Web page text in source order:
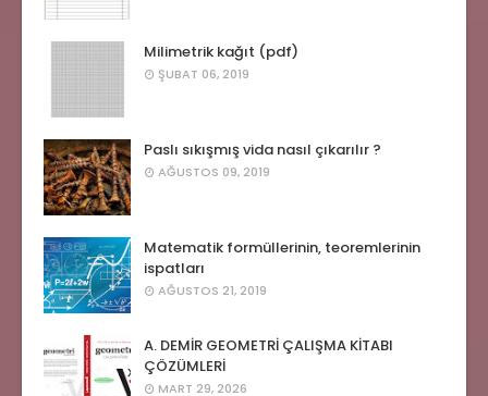
Milimetrik kağıt (pdf)
ŞUBAT 06, 2019
Paslı sıkışmış vida nasıl çıkarılır ?
AĞUSTOS 09, 2019
Matematik formüllerinin, teoremlerinin
ispatları
AĞUSTOS 21, 2019
A. DEMİR GEOMETRİ ÇALIŞMA KİTABI
ÇÖZÜMLERİ
MART 29, 2026